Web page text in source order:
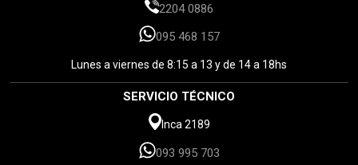
2204 0886
095 468 157
Lunes a viernes de 8:15 a 13 y de 14 a 18hs
SERVICIO TÉCNICO
Inca 2189
093 995 703